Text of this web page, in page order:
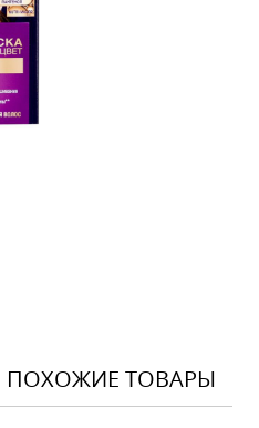
ПОХОЖИЕ ТОВАРЫ